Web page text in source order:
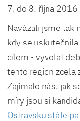
7. do 8. října 2016
Navázali jsme tak
kdy se
cílem - vyvolat
tento region zcela
Zajímalo nás, jak
míry jsou si
Ostravsku stále